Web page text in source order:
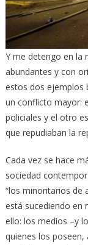
Y me detengo en la
abundantes y con
estos dos ejemplos
un conflicto mayor:
policiales y el otro
que repudiaban la
Cada vez se hace
sociedad
“los minoritarios de
está sucediendo en
ello: los medios –y
quienes los poseen,